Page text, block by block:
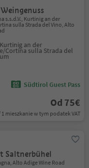
s.s.d.V., Kurtinig an der
sulla Strada del Vino, Alto
an der
Cortina sulla Strada del
Südtirol Guest Pass
Od 75€
1 mieszkanie w tym podatek VAT
Saltnerbühel
Alto Adige Wine Road